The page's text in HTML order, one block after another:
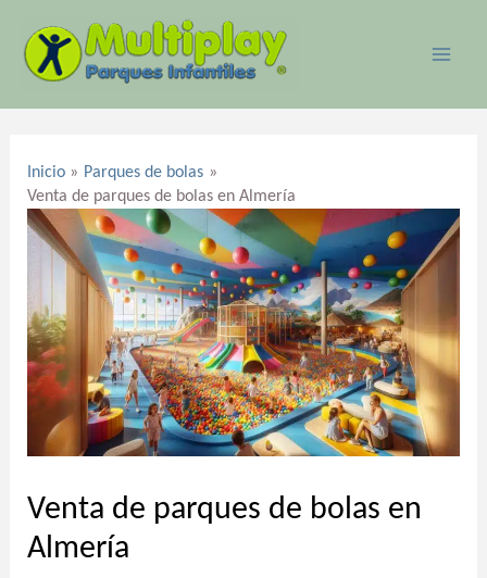
contenido
Inicio
Parques de bolas
Venta de parques de bolas en Almería
Venta de parques de bolas en
Almería
entradas